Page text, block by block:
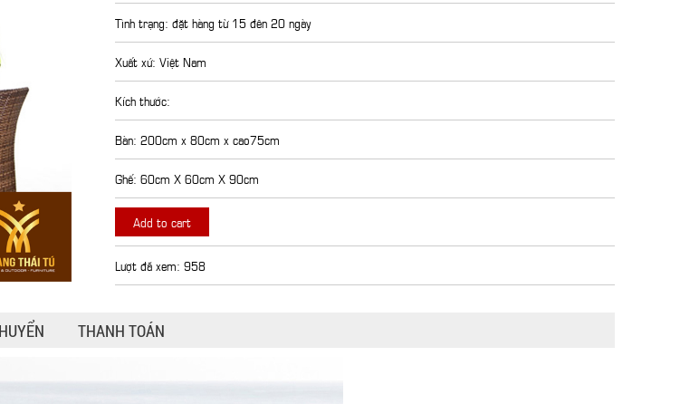
Tình trạng: đặt hàng từ 15 đên 20 ngày
Xuất xứ: Việt Nam
Kích thước:
Bàn: 200cm x 80cm x cao75cm
Ghế: 60cm X 60cm X 90cm
Add to cart
Lượt đã xem: 958
THANH TOÁN